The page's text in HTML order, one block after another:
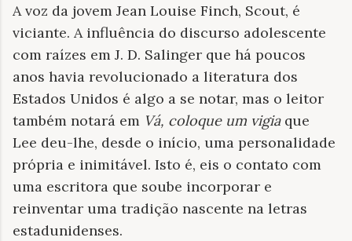
A voz da jovem Jean Louise Finch, Scout, é
viciante. A influência do discurso adolescente
com raízes em J. D. Salinger que há poucos
anos havia revolucionado a literatura dos
Estados Unidos é algo a se notar, mas o leitor
também notará em Vá, coloque um vigia que
Lee deu-lhe, desde o início, uma personalidade
própria e inimitável. Isto é, eis o contato com
uma escritora que soube incorporar e
reinventar uma tradição nascente na letras
estadunidenses.